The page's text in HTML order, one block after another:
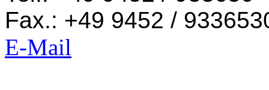
Fax.: +49 9452 /
E-Mail